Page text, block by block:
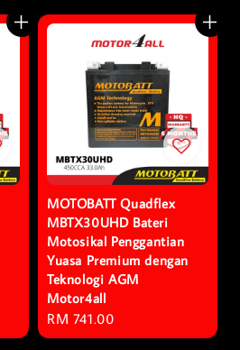
MOTOBATT Quadflex
MBTX30UHD Bateri
Motosikal Penggantian
Yuasa Premium dengan
Teknologi AGM
Motor4all
Regular
price
RM 741.00